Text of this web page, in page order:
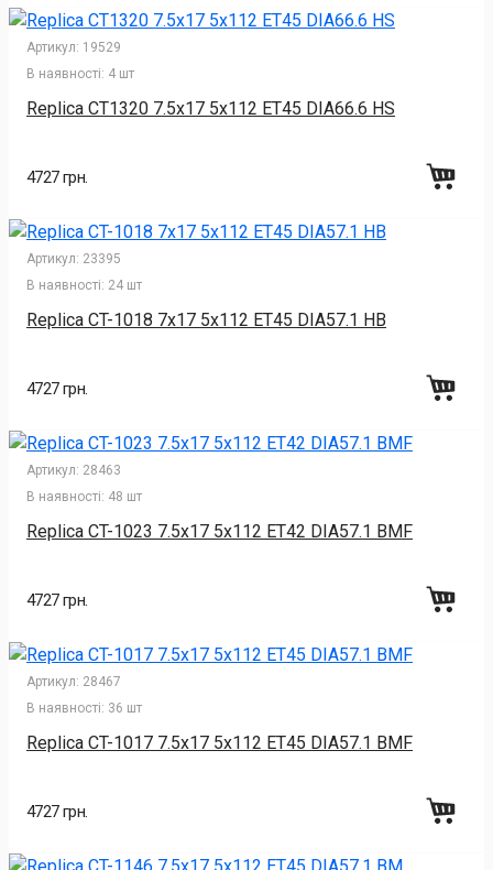
Артикул: 19529
В наявності: 4 шт
Replica CT1320 7.5x17 5x112 ET45 DIA66.6 HS
4727 грн.
Артикул: 23395
В наявності: 24 шт
Replica CT-1018 7x17 5x112 ET45 DIA57.1 HB
4727 грн.
Артикул: 28463
В наявності: 48 шт
Replica CT-1023 7.5x17 5x112 ET42 DIA57.1 BMF
4727 грн.
Артикул: 28467
В наявності: 36 шт
Replica CT-1017 7.5x17 5x112 ET45 DIA57.1 BMF
4727 грн.